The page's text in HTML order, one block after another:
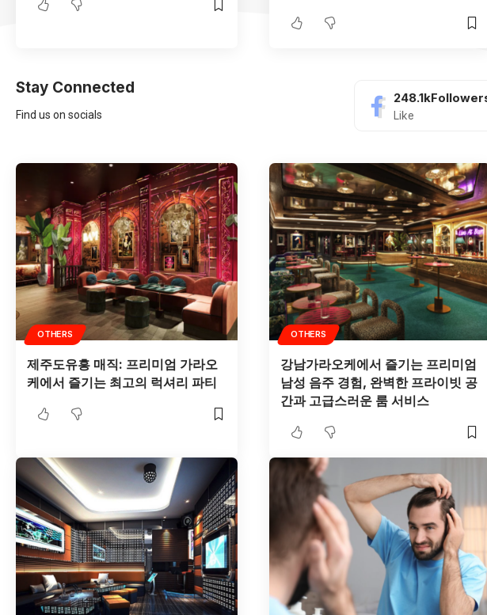
Stay Connected
Find us on socials
248.1k
Like
OTHERS
제주도유흥 매직: 프리미엄 가라오
케에서 즐기는 최고의 럭셔리 파티
OTHERS
강남가라오케에서 즐기는 프리미엄
남성 음주 경험, 완벽한 프라이빗 공
간과 고급스러운 룸 서비스